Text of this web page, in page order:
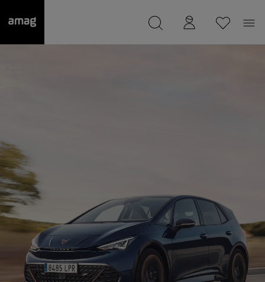
Il suo garage è stato salvato